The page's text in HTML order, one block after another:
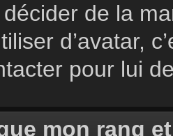
de la
d’avatar,
pour lui
mon rang